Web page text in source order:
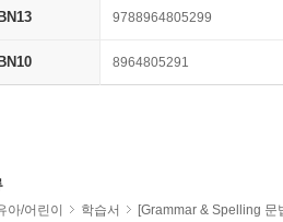
9788964805299
8964805291
아/어린이 학습서 [Grammar & Spelling 문